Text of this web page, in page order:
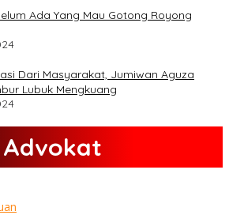
Ada Yang Mau Gotong Royong
Dari Masyarakat, Jumiwan Aguza
Lubuk Mengkuang
Advokat